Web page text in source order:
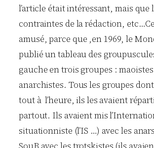
l’article était intéressant, mais que
contraintes de la rédaction, etc…Ce
amusé, parce que ,en 1969, le
publié un tableau des
gauche en trois groupes :
anarchistes. Tous les groupes dont
tout à l’heure, ils les avaient
partout. Ils avaient mis
situationniste (l’IS …) avec les